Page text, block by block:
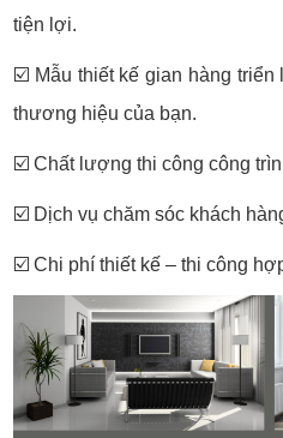
tiện lợi.
☑️ Mẫu thiết kế gian hàng
thương hiệu của bạn.
☑️Chất lượng thi công công
☑️ Dịch vụ chăm sóc khách
☑️Chi phí thiết kế – thi công